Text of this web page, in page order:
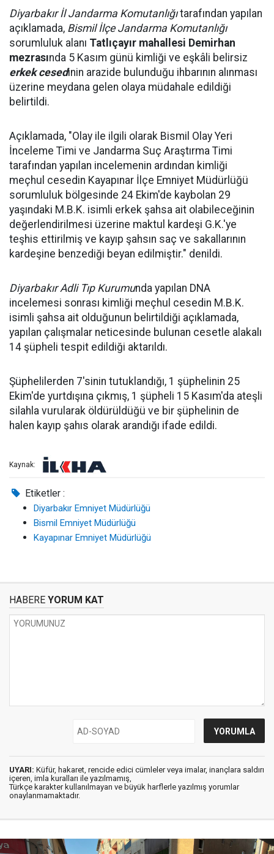
Diyarbakır İl Jandarma Komutanlığıtarafından yapılan
açıklamada, Bismil İlçe Jandarma Komutanlığı
sorumluluk alanı Tatlıçayır mahallesi Demirhan
mezrasında 5 Kasım günü kimliği ve eşkâli belirsiz
erkek cesedinin arazide bulunduğu ihbarının alınması
üzerine meydana gelen olaya müdahale edildiği
belirtildi.
Açıklamada, "Olay ile ilgili olarak Bismil Olay Yeri
İnceleme Timi ve Jandarma Suç Araştırma Timi
tarafından yapılan incelemenin ardından kimliği
meçhul cesedin Kayapınar İlçe Emniyet Müdürlüğü
sorumluluk bölgesinde 24 Ekim'de kaybolan 29
yaşındaki M.B.K. isimli erkek şahsa ait olabileceğinin
değerlendirilmesi üzerine maktul kardeşi G.K.'ye
teşhis ettirilmiş ve kayıp şahsın saç ve sakallarının
kardeşine benzediği beyan edilmiştir." denildi.
Diyarbakır Adli Tıp Kurumunda yapılan DNA
incelemesi sonrası kimliği meçhul cesedin M.B.K.
isimli şahsa ait olduğunun belirtildiği açıklamada,
yapılan çalışmalar neticesinde bulunan cesetle alakalı
14 şüpheli tespit edildiği aktarıldı.
Şüphelilerden 7'sinin tutuklandığı, 1 şüphelinin 25
Ekim'de yurtdışına çıkmış, 1 şüpheli 15 Kasım'da ateşli
silahla vurularak öldürüldüğü ve bir şüphelinin de
halen kayıp şahıs olarak arandığı ifade edildi.
Kaynak:
Etiketler :
Diyarbakır Emniyet Müdürlüğü
Bismil Emniyet Müdürlüğü
Kayapınar Emniyet Müdürlüğü
HABERE YORUM KAT
UYARI: Küfür, hakaret, rencide edici cümleler veya imalar, inançlara saldırı
içeren, imla kuralları ile yazılmamış,
Türkçe karakter kullanılmayan ve büyük harflerle yazılmış yorumlar
onaylanmamaktadır.